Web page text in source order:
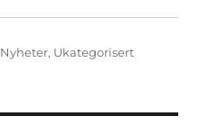
Kategorier
Nyheter, Ukategorisert